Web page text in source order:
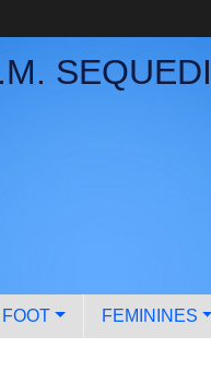
FEMININES